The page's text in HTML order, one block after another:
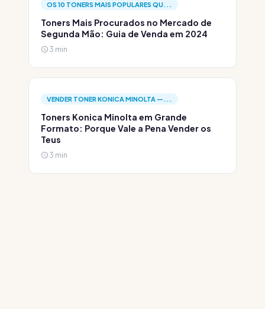
OS 10 TONERS MAIS POPULARES QU...
Toners Mais Procurados no Mercado de
Segunda Mão: Guia de Venda em 2024
3 min
VENDER TONER KONICA MINOLTA —...
Toners Konica Minolta em Grande
Formato: Porque Vale a Pena Vender os
Teus
3 min